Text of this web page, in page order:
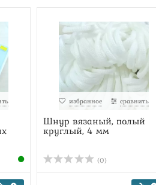
избранное сравнить
Шнур вязаный, полый
круглый, 4 мм
(0)